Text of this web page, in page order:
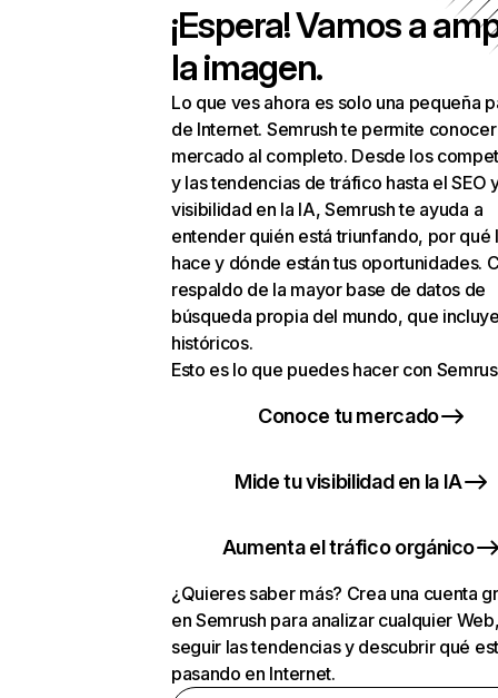
¡Espera! Vamos a
la imagen.
Lo que ves ahora es solo una pequeña
de Internet. Semrush te permite
mercado al completo. Desde los
y las tendencias de tráfico hasta el SEO
visibilidad en la IA, Semrush te ayuda a
entender quién está triunfando, por qué
hace y dónde están tus oportunidades.
respaldo de la mayor base de datos de
búsqueda propia del mundo, que
históricos.
Esto es lo que puedes hacer con
Conoce tu mercado
Mide tu visibilidad en la IA
Aumenta el tráfico orgánico
¿Quieres saber más? Crea una cuenta
en Semrush para analizar cualquier
seguir las tendencias y descubrir qué
pasando en Internet.